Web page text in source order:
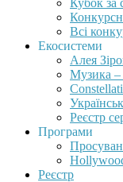
Кубок за
Всі
Екосистеми
Алея
Музика –
Реєстр
Програми
Реєстр